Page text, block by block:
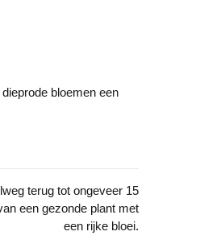
bloemen een
terug tot ongeveer 15
een gezonde plant met
een rijke bloei.